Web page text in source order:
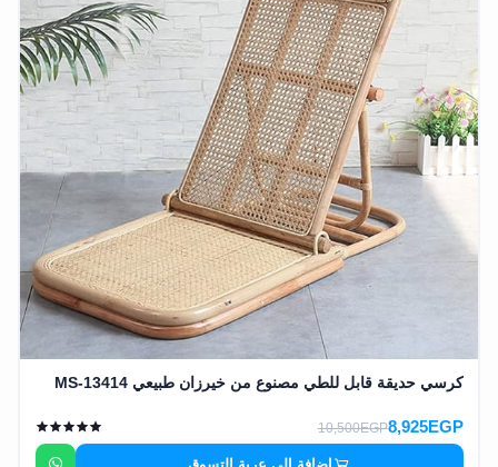
كرسي حديقة قابل للطي مصنوع من خيرزان طبيعي MS-13414
8,925EGP
10,500EGP